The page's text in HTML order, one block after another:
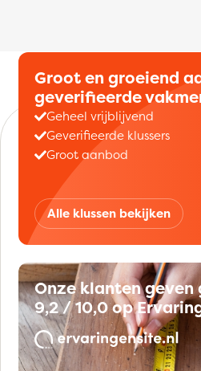
Groot en groeiend
geverifieerde
Geheel vrijblijvend
Geverifieerde klussers
Groot aanbod
Alle klussen bekijken
Onze klanten geven
9,2 / 10,0 op